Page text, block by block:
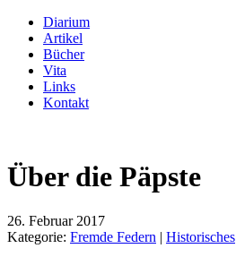
Diarium
Artikel
Bücher
Vita
Links
Kontakt
Über die Päpste
26. Februar 2017
Kategorie: Fremde Federn | Historisches